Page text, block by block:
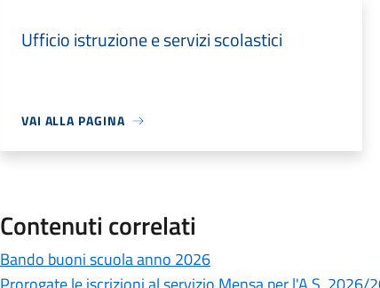
Ufficio istruzione e servizi scolastici
VAI ALLA PAGINA
Contenuti correlati
Bando buoni scuola anno 2026